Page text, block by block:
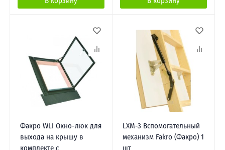
Факро WLI Окно-люк для
выхода на крышу в
комплекте с
LXM-3 Вспомогательный
механизм Fakro (Факро) 1
шт